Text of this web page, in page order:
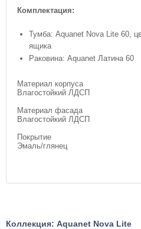
Комплектация:
Тумба: Aquanet Nova Lite 60,
ящика
Раковина: Aquanet Латина 60
Материал корпуса
Влагостойкий ЛДСП
Материал фасада
Влагостойкий ЛДСП
Покрытие
Эмаль/глянец
Коллекция: Aquanet Nova Lite